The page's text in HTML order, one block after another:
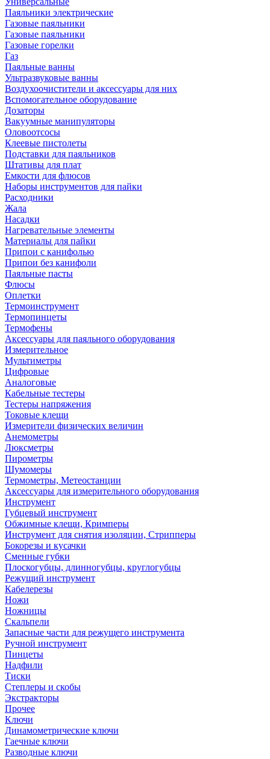
Паяльники электрические
Газовые паяльники
Газовые паяльники
Газовые горелки
Газ
Паяльные ванны
Ультразвуковые ванны
Воздухоочистители и аксессуары для них
Вспомогательное оборудование
Дозаторы
Вакуумные манипуляторы
Оловоотсосы
Клеевые пистолеты
Подставки для паяльников
Штативы для плат
Емкости для флюсов
Наборы инструментов для пайки
Расходники
Жала
Насадки
Нагревательные элементы
Материалы для пайки
Припои с канифолью
Припои без канифоли
Паяльные пасты
Флюсы
Оплетки
Термоинструмент
Термопинцеты
Термофены
Аксессуары для паяльного оборудования
Измерительное
Мультиметры
Цифровые
Аналоговые
Кабельные тестеры
Тестеры напряжения
Токовые клещи
Измерители физических величин
Анемометры
Люксметры
Пирометры
Шумомеры
Термометры, Метеостанции
Аксессуары для измерительного оборудования
Инструмент
Губцевый инструмент
Обжимные клещи, Кримперы
Инструмент для снятия изоляции, Стрипперы
Бокорезы и кусачки
Сменные губки
Плоскогубцы, длинногубцы, круглогубцы
Режущий инструмент
Кабелерезы
Ножи
Ножницы
Скальпели
Запасные части для режущего инструмента
Ручной инструмент
Пинцеты
Надфили
Тиски
Степлеры и скобы
Экстракторы
Прочее
Ключи
Динамометрические ключи
Гаечные ключи
Разводные ключи